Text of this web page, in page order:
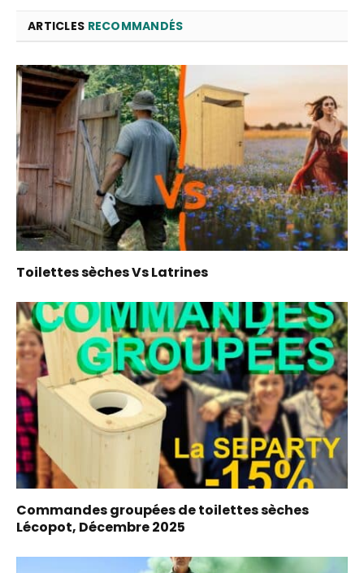
ARTICLES RECOMMANDÉS
Toilettes sèches Vs Latrines
Commandes groupées de toilettes sèches
Lécopot, Décembre 2025